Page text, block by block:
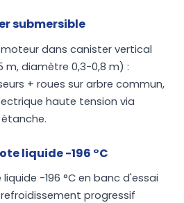
submersible
dans canister vertical
m, diamètre 0,3-0,8 m) :
+ roues sur arbre commun,
haute tension via
liquide -196 °C
-196 °C en banc d'essai
progressif